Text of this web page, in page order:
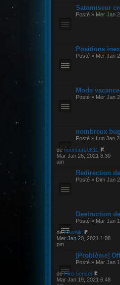
Satomiseur
Posté » Mer Jan
Positions
Posté » Mer Jan
Mode
Posté » Mer Jan
nombreux
Posté » Lun Jan
denounours0811
Mar Jan 26, 2021 8:30
am
Redirection
Posté » Dim Jan
Destruction
Posté » Mar Jan
deRewalk
Mer Jan 20, 2021 1:08
pm
[Problème]
Posté » Mar Jan
deHiro Sensei
Mar Jan 19, 2021 6:48